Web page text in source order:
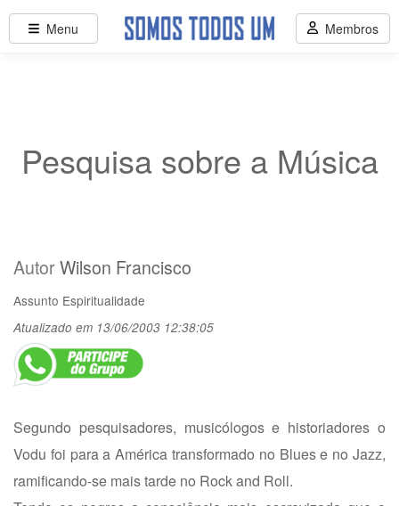
Pesquisa sobre a Música
AutorWilson Francisco
Assunto Espiritualidade
Atualizado em 13/06/2003 12:38:05
Segundo pesquisadores, musicólogos e historiadores o
Vodu foi para a América transformado no Blues e no Jazz,
ramificando-se mais tarde no Rock and Roll.
Menu Membros